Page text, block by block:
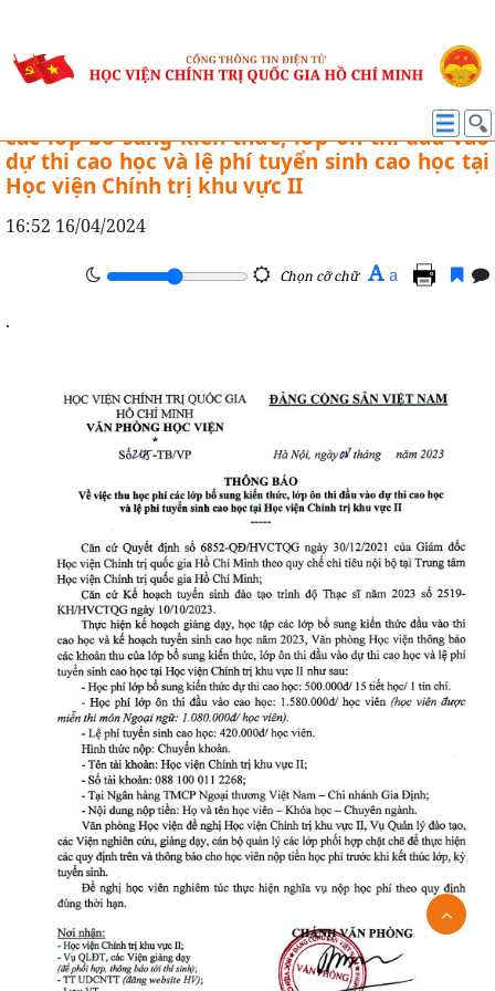
TUYỂN SINH
Thông báo số: 2175 -TB/VP về việc thu học phí
các lớp bổ sung kiến thức, lớp ôn thi đầu vào
dự thi cao học và lệ phí tuyển sinh cao học tại
Học viện Chính trị khu vực II
16:52 16/04/2024
Chọn cỡ chữ A a
.